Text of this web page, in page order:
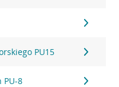
PU15
PU-8